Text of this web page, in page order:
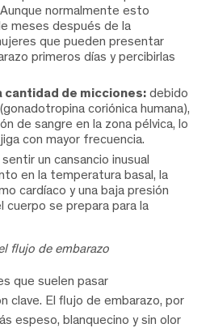
normalmente esto
meses después de la
que pueden presentar
primeros días y percibirlas
cantidad de micciones: debido
coriónica humana),
de sangre en la zona pélvica, lo
con mayor frecuencia.
un cansancio inusual
en la temperatura basal, la
cardíaco y una baja presión
cuerpo se prepara para la
flujo de embarazo
que suelen pasar
clave. El flujo de embarazo, por
espeso, blanquecino y sin olor